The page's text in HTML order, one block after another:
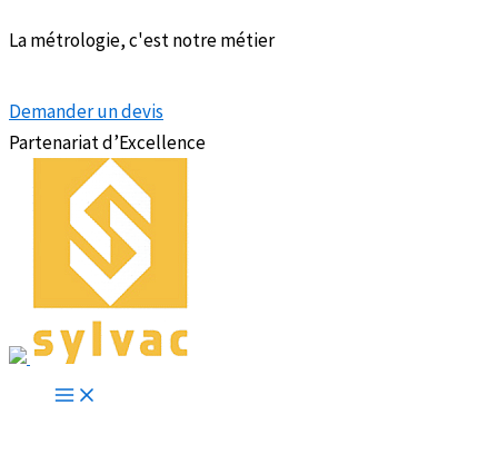
La métrologie, c'est notre métier
Demander un devis
Partenariat d’Excellence